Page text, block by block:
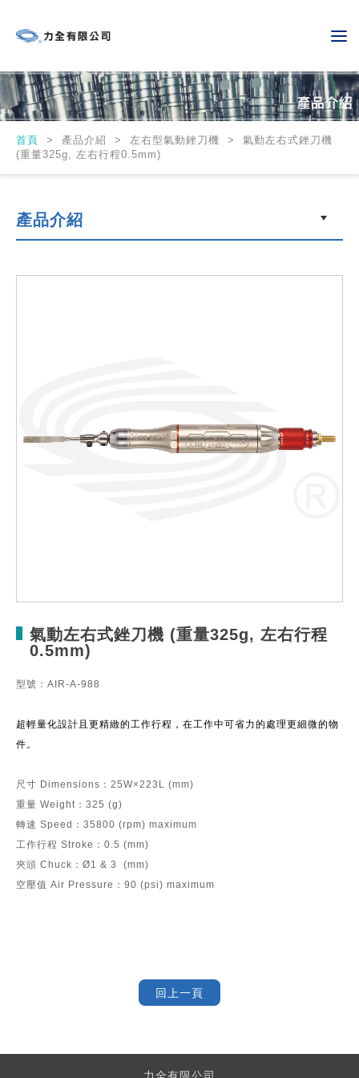
首頁 > 產品介紹 > 左右型氣動銼刀機 > 氣動左右式銼刀機
(重量325g, 左右行程0.5mm)
產品介紹
氣動左右式銼刀機 (重量325g, 左右行程
0.5mm)
型號：AIR-A-988
超輕量化設計且更精緻的工作行程，在工作中可省力的處理更細微的物
件。
尺寸 Dimensions：25W×223L (mm)
重量 Weight：325 (g)
轉速 Speed：35800 (rpm) maximum
工作行程 Stroke：0.5 (mm)
夾頭 Chuck：Ø1 & 3 (mm)
空壓值 Air Pressure：90 (psi) maximum